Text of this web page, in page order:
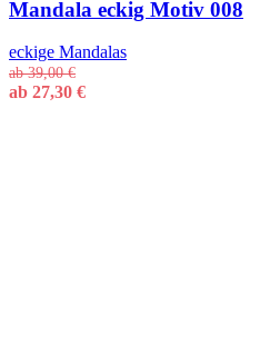
Mandala eckig Motiv 008
eckige Mandalas
ab39,00€
ab 27,30 €